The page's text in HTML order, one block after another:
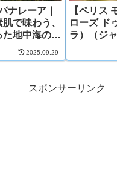
ナレーア｜
で味わう、
地中海の楽
2025.09.29
【ペリス
ローズ ド
ラ）（ジ
スポンサーリンク